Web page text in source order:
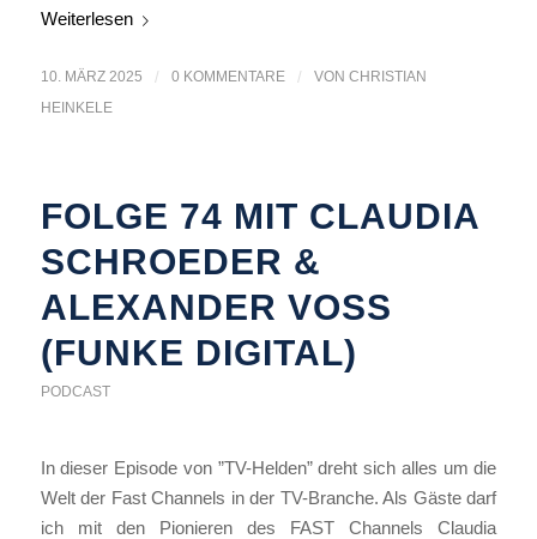
Weiterlesen
10. MÄRZ 2025 / 0 KOMMENTARE / VON CHRISTIAN
HEINKELE
FOLGE 74 MIT CLAUDIA
SCHROEDER &
ALEXANDER VOSS (
FUNKE DIGITAL)
PODCAST
In dieser Episode von ”TV-Helden” dreht sich alles um die
Welt der Fast Channels in der TV-Branche. Als Gäste darf
ich mit den Pionieren des FAST Channels Claudia